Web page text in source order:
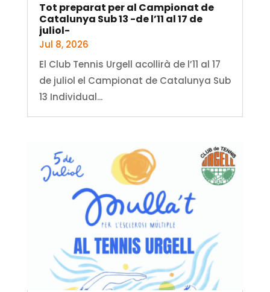
Tot preparat per al Campionat de
Catalunya Sub 13 -de l’11 al 17 de
juliol-
Jul 8, 2026
El Club Tennis Urgell acollirà de l’11 al 17
de juliol el Campionat de Catalunya Sub
13 Individual...